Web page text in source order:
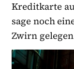
Kreditkarte
sage noch
Zwirn